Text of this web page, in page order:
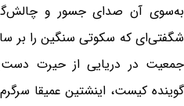
به‌سوی آن صدای جسور و چالش‌گر
شگفتی‌ای که سکوتی سنگین را بر
جمعیت در دریایی از حیرت
گوینده کیست، اینشتین عمیقا